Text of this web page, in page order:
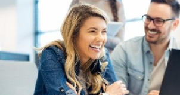
Offer Type
(field_offer_type)
Opérateur